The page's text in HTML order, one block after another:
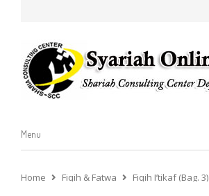
Menu
Menu
Home Fiqih & Fatwa Fiqih I’tikaf (Bag. 3)